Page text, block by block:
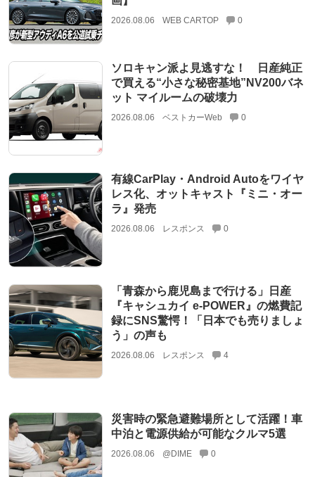
2026.08.06 WEB CARTOP 0
ソロキャン派よ見逃すな！ 日産純正
で買える“小さな秘密基地”NV200バネ
ット マイルームの破壊力
2026.08.06 ベストカーWeb 0
有線CarPlay・Android Autoをワイヤ
レス化、オットキャスト『ミニ・オー
ラ』発売
2026.08.06 レスポンス 0
「青森から鹿児島まで行ける」日産
『キャシュカイ e-POWER』の燃費記
録にSNS驚愕！「日本でも売りましょ
う」の声も
2026.08.06 レスポンス 4
災害時の緊急避難場所として活躍！車
中泊と電源供給が可能なクルマ5選
2026.08.06 @DIME 0